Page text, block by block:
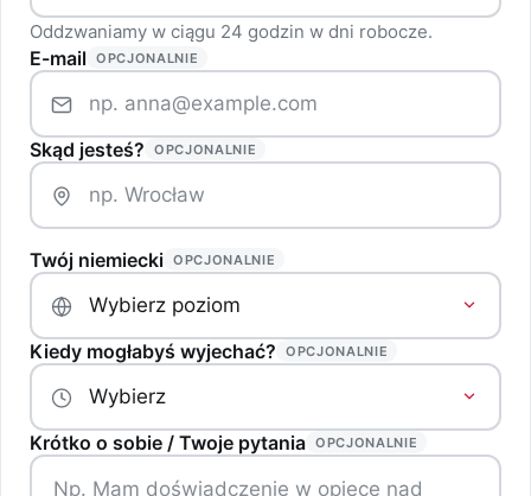
Oddzwaniamy w ciągu 24 godzin w dni robocze.
E-mail OPCJONALNIE
Skąd jesteś? OPCJONALNIE
Twój niemiecki OPCJONALNIE
Kiedy mogłabyś wyjechać? OPCJONALNIE
Krótko o sobie / Twoje pytania OPCJONALNIE